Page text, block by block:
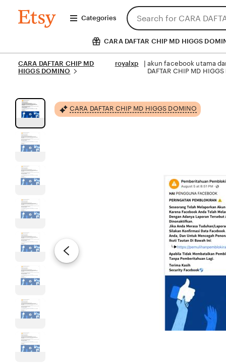
CARA
DAFTAR
DOMINO
Categories
Search
for
items
or
shops
CARA DAFTAR CHIP MD HIGGS
CARA DAFTAR CHIP MD
HIGGS DOMINO
royalxp |
akun facebook utama
DAFTAR CHIP MD
CARA DAFTAR CHIP MD HIGGS DOMINO